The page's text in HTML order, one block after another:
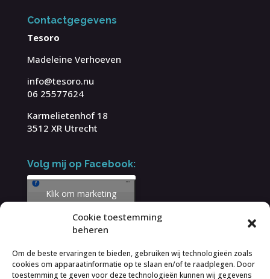
Cookie toestemming
beheren
Om de beste ervaringen te bieden, gebruiken wij technologieën zoals
cookies om apparaatinformatie op te slaan en/of te raadplegen. Door
toestemming te geven voor deze technologieën kunnen wij gegevens
Contactgegevens
Tesoro
Madeleine Verhoeven
info@tesoro.nu
06 25577624
Karmelietenhof 18
3512 XR Utrecht
Volg mij op Facebook:
Klik om marketing
en deze inhoud in te
schakelen